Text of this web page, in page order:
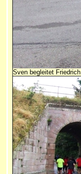
Sven begleitet Friedrich